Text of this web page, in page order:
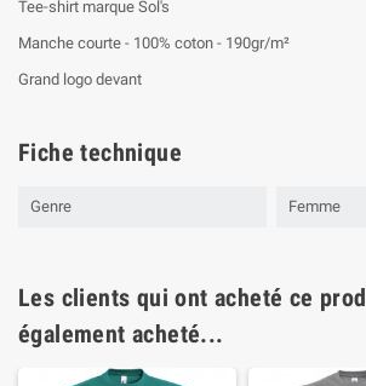
Tee-shirt marque Sol's
Manche courte - 100% coton - 190gr/m²
Grand logo devant
Fiche technique
Genre Femme
Les clients qui ont acheté ce
également acheté...